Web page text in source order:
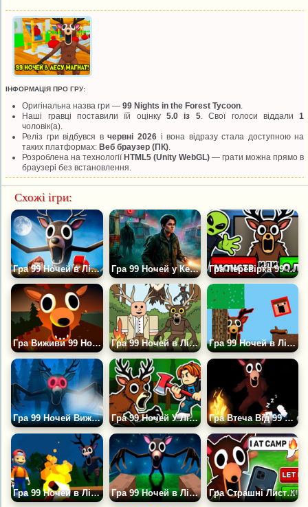
ІНФОРМАЦІЯ ПРО ГРУ:
Оригінальна назва гри —99 Nights in the Forest Tycoon
Наші гравці поставили їй оцінку5.0 із 5. Свої голоси віддали1
чоловік(а).
Реліз гри відбувся вчервні 2026і вона відразу стала доступною на
таких платформах:Веб браузер (ПК)
Розроблена на технологіїHTML5 (Unity WebGL) — грати можна прямо в
браузері без встановлення.
Схожі ігри:
Гра 99 Ночей в Лісі: Клікер Еволюція Зброї Гра 99 Ночей у Кемпінгу. Втеча Гра Перевірка 99 Ночей у Лісі
Гра Виживи 99 Ночей у Лісі. Оригінал Гра 99 Ночей в Лісі Розмальовки Гра 99 Ночей в Лісі Нубіки
Гра 99 Ночей Виживання - Пісочниця Гра 99 Ночей У Лісі - Симулятор Виживання Гра Втеча Від 99 Ночей у Лісі: Оббі
Гра 99 Ночей в Лісі: Виживання в Таборі Гра 99 Ночей в Лісі Хоррор Крафт Гра Страшні Листування: Хоррор Чат